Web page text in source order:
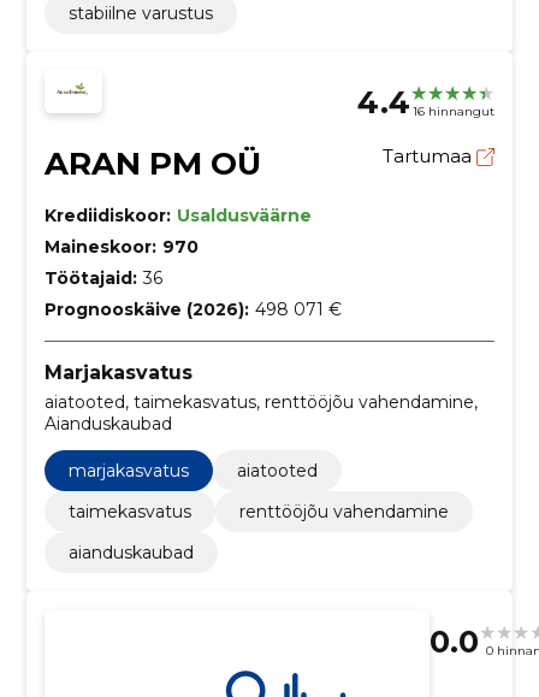
stabiilne varustus
4.4 16 hinnangut
ARAN PM OÜ Tartumaa
Krediidiskoor: Usaldusväärne
Maineskoor: 970
Töötajaid: 36
Prognooskäive (2026): 498 071 €
Marjakasvatus
aiatooted, taimekasvatus, renttööjõu vahendamine,
Aianduskaubad
marjakasvatus
aiatooted
taimekasvatus
renttööjõu vahendamine
aianduskaubad
0.0 0